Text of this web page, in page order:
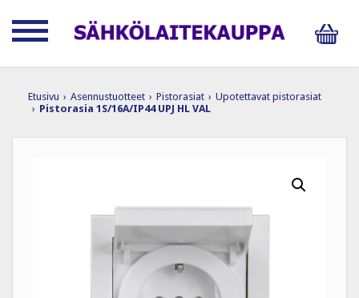
Etusivu › Asennustuotteet › Pistorasiat › Upotettavat pistorasiat
› Pistorasia 1S/16A/IP44 UPJ HL VAL